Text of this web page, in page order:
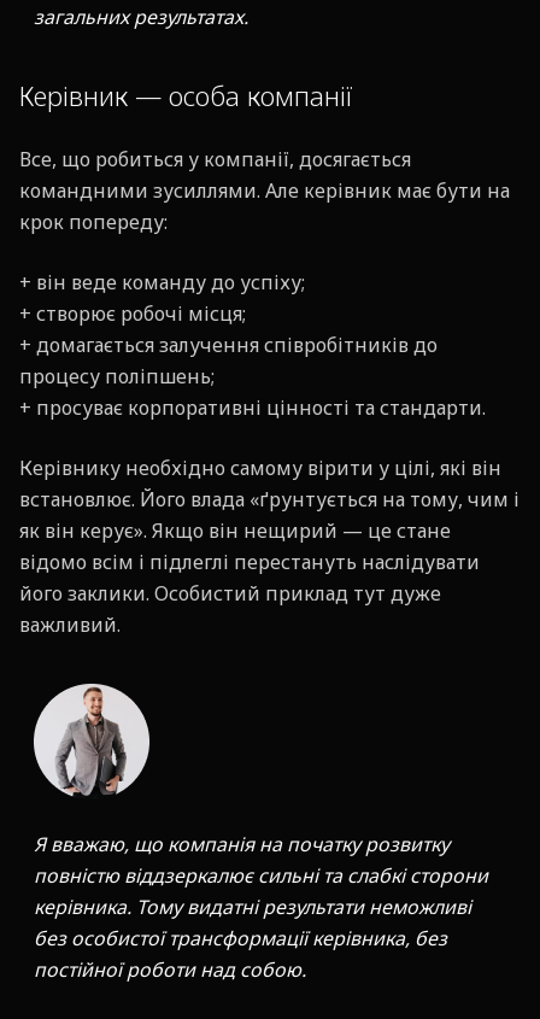
загальних результатах.
Керівник — особа компанії
Все, що робиться у компанії, досягається
командними зусиллями. Але керівник має бути на
крок попереду:
+ він веде команду до успіху;
+ створює робочі місця;
+ домагається залучення співробітників до
процесу поліпшень;
+ просуває корпоративні цінності та стандарти.
Керівнику необхідно самому вірити у цілі, які він
встановлює. Його влада «ґрунтується на тому, чим і
як він керує». Якщо він нещирий — це стане
відомо всім і підлеглі перестануть наслідувати
його заклики. Особистий приклад тут дуже
важливий.
Я вважаю, що компанія на початку розвитку
повністю віддзеркалює сильні та слабкі сторони
керівника. Тому видатні результати неможливі
без особистої трансформації керівника, без
постійної роботи над собою.